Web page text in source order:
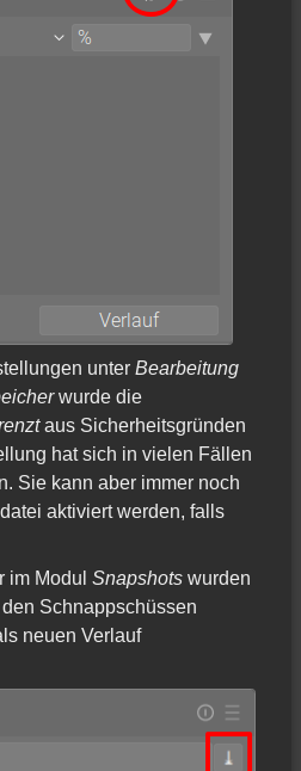
unter Bearbeitung
wurde die
aus Sicherheitsgründen
hat sich in vielen Fällen
Sie kann aber immer noch
aktiviert werden, falls
im Modul Snapshots wurden
Schnappschüssen
neuen Verlauf